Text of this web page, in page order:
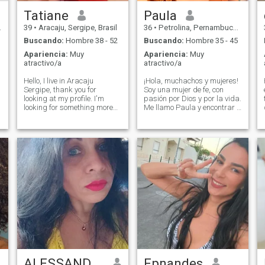
quando o que se quando.
Amo a los hombres
masculinos que saben lo que
quieren y les gusta.
Tatiane
39 • Aracaju, Sergipe, Brasil
Buscando: Hombre 38 - 52
Apariencia: Muy
atractivo/a
Hello, I live in Aracaju
Sergipe, thank you for
looking at my profile. I'm
looking for something more
were no tomorrow. In reality,
I'm looking for a solid,
structured marriage with
someone
Paula
36 • Petrolina, Pernambuco, Brasil
Buscando: Hombre 35 - 45
Apariencia: Muy
atractivo/a
¡Hola, muchachos y mujeres!
Soy una mujer de fe, con
pasión por Dios y por la vida.
Me llamo Paula y encontrar a
muy importante para mí. Soy
cariñosa, dedicada y estoy
buscando una relación seria,
basada en el amor, el
respeto y el compromiso
mutuo. Me gusta pasar
tiempo en comunión con mi
familia, amigos y en la
iglesia, donde busco crecer
espiritualmente. Estoy
emocionada de encontrar a
alguien con quien pueda
compartir este viaje de fe y
amor. Si buscas una relación
sincera y alguien a quien